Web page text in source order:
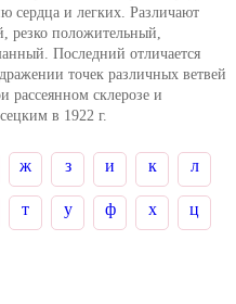
сердца и легких. Различают
резко положительный,
Последний отличается
точек различных ветвей
рассеянном склерозе и
в 1922 г.
ж з и к л
т у ф х ц